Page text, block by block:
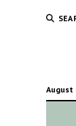
August